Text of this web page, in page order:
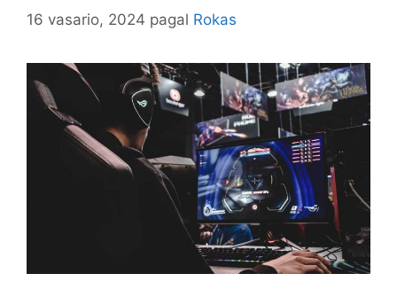
16 vasario, 2024 pagal Rokas